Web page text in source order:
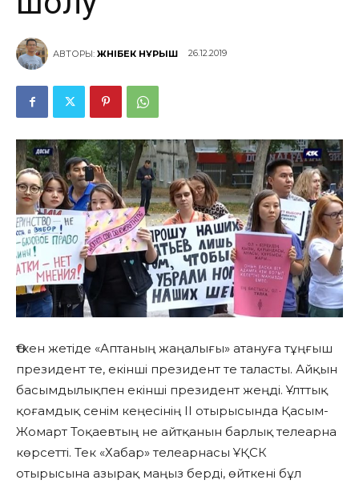
АВТОРЫ: ЖӘНІБЕК НҰРЫШ 26.12.2019
Өткен жетіде «Аптаның жаңалығы» атануға тұңғыш
президент те, екінші президент те таласты. Айқын
басымдылықпен екінші президент жеңді. Ұлттық
қоғамдық сенім кеңесінің II отырысында Қасым-
Жомарт Тоқаевтың не айтқанын барлық телеарна
көрсетті. Тек «Хабар» телеарнасы ҰҚСК
отырысына азырақ маңыз берді, өйткені бұл